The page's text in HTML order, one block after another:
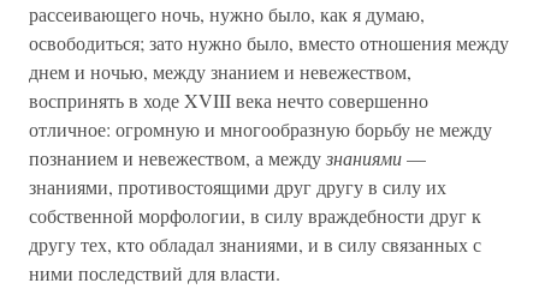
рассеивающего ночь, нужно было, как я думаю,
освободиться; зато нужно было, вместо отношения между
днем и ночью, между знанием и невежеством,
воспринять в ходе XVIII века нечто совершенно
отличное: огромную и многообразную борьбу не между
познанием и невежеством, а междузнаниями—
знаниями, противостоящими друг другу в силу их
собственной морфологии, в силу враждебности друг к
другу тех, кто обладал знаниями, и в силу связанных с
ними последствий для власти.